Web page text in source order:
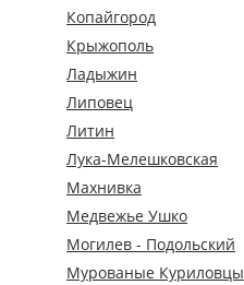
Копайгород
Крыжополь
Ладыжин
Липовец
Литин
Лука-Мелешковская
Махнивка
Медвежье Ушко
Могилев - Подольский
Мурованые Куриловцы